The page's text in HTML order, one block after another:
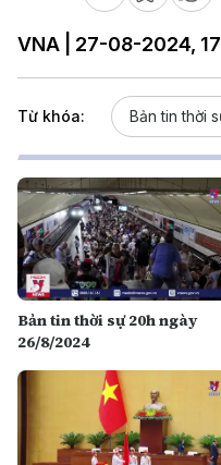
VNA | 27-08-2024,
Từ khóa: Bản tin thời
Bản tin thời sự 20h ngày
26/8/2024